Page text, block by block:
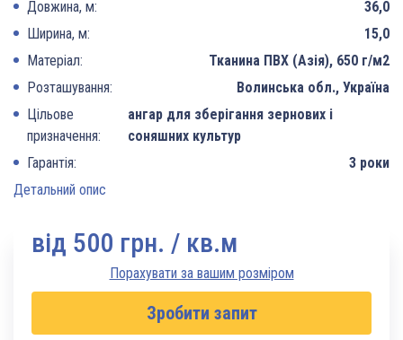
Довжина, м:
36,0
Ширина, м:
15,0
Матеріал:
Тканина ПВХ (Азія), 650 г/м2
Розташування:
Волинська обл., Україна
Цільове
призначення:
ангар для зберігання зернових і
соняшних культур
Гарантія:
3 роки
Детальний опис
вiд 500 грн. / кв.м
Порахувати за вашим розміром
Зробити запит